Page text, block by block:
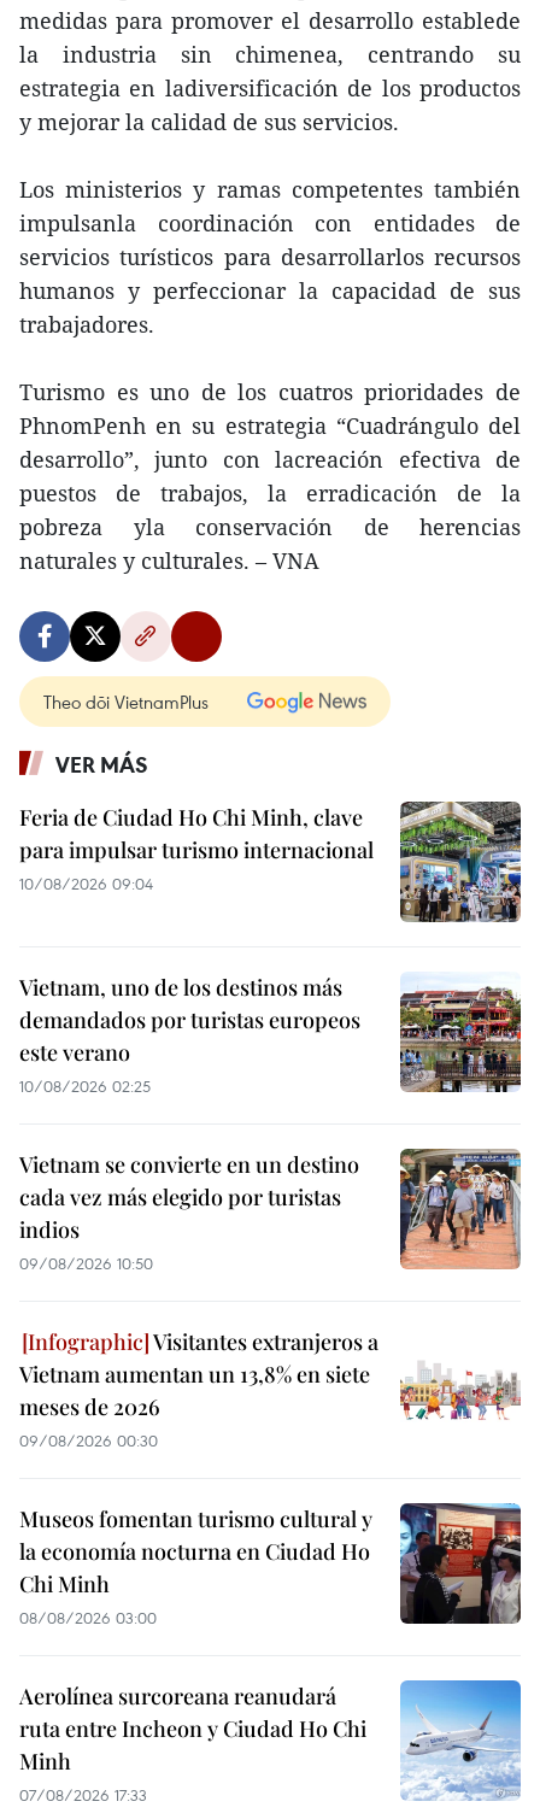
medidas para promover el desarrollo establede
la industria sin chimenea, centrando su
estrategia en ladiversificación de los productos
y mejorar la calidad de sus servicios.
Los ministerios y ramas competentes también
impulsanla coordinación con entidades de
servicios turísticos para desarrollarlos recursos
humanos y perfeccionar la capacidad de sus
trabajadores.
Turismo es uno de los cuatros prioridades de
PhnomPenh en su estrategia “Cuadrángulo del
desarrollo”, junto con lacreación efectiva de
puestos de trabajos, la erradicación de la
pobreza yla conservación de herencias
naturales y culturales. – VNA
Theo dõi VietnamPlus
VER MÁS
Feria de Ciudad Ho Chi Minh, clave
para impulsar turismo internacional
10/08/2026 09:04
Vietnam, uno de los destinos más
demandados por turistas europeos
este verano
10/08/2026 02:25
Vietnam se convierte en un destino
cada vez más elegido por turistas
indios
09/08/2026 10:50
Visitantes extranjeros a
Vietnam aumentan un 13,8% en siete
meses de 2026
09/08/2026 00:30
Museos fomentan turismo cultural y
la economía nocturna en Ciudad Ho
Chi Minh
08/08/2026 03:00
Aerolínea surcoreana reanudará
ruta entre Incheon y Ciudad Ho Chi
Minh
07/08/2026 17:33